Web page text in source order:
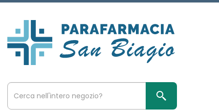
Passa
principale
San
Biagio
Cerca
Prodotto
Cerca Prodotto